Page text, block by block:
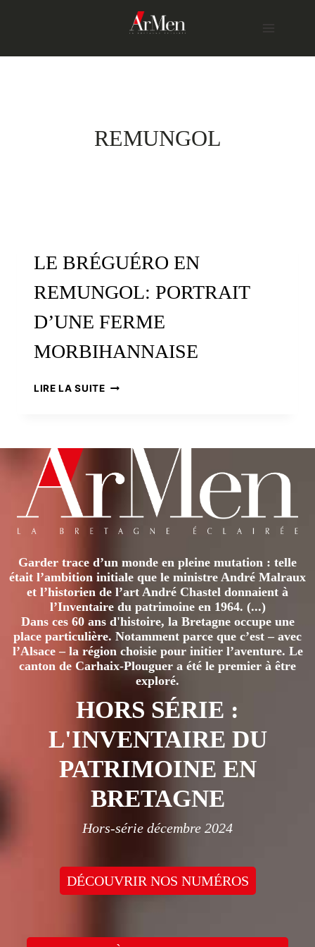
REMUNGOL
LE BRÉGUÉRO EN
REMUNGOL: PORTRAIT
D’UNE FERME
MORBIHANNAISE
LIRE LA SUITELE
D’UNE
FERME
MORBIHANNAISE
Garder trace d’un monde en pleine mutation : telle
était l’ambition initiale que le ministre André Malraux
et l’historien de l’art André Chastel donnaient à
l’Inventaire du patrimoine en 1964. (...)
Dans ces 60 ans d'histoire, la Bretagne occupe une
place particulière. Notamment parce que c’est – avec
l’Alsace – la région choisie pour initier l’aventure. Le
canton de Carhaix-Plouguer a été le premier à être
exploré.
HORS SÉRIE :
L'INVENTAIRE DU
PATRIMOINE EN
BRETAGNE
Hors-série décembre 2024
DÉCOUVRIR NOS NUMÉROS